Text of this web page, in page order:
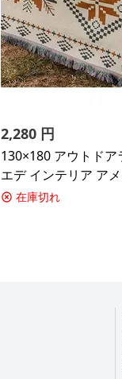
2,280 円
130×180 アウトドア
エデ インテリア ア
在庫切れ